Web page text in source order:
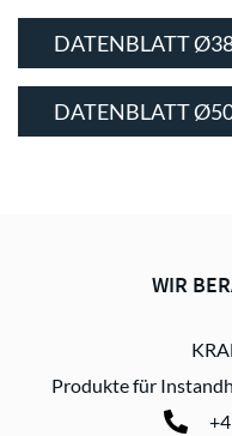
DATENBLATT
DATENBLATT
WIR
Produkte für